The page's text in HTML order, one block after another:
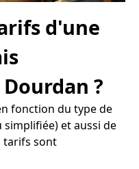
d'une
?
fonction du type de
et aussi de
tarifs sont